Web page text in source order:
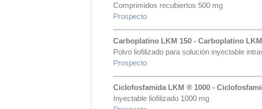
Comprimidos recubiertos 500 mg
Prospecto
Carboplatino LKM 150 - Carboplatino
Polvo liofilizado para solución inyectable
Prospecto
Ciclofosfamida LKM ® 1000 -
Inyectable liofilizado 1000 mg